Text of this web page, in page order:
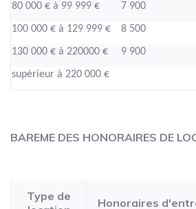
80 000 € à 99 999 € 7 900
100 000 € à 129 999 € 8 500
130 000 € à 220000 € 9 900
supérieur à 220 000 €
BAREME DES HONORAIRES DE
Type de
Honoraires